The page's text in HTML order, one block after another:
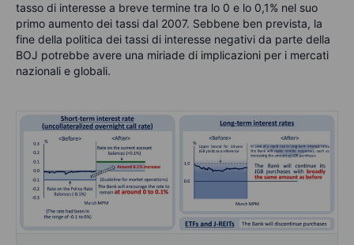
tasso di interesse a breve termine tra lo 0 e lo 0,1% nel suo
primo aumento dei tassi dal 2007. Sebbene ben prevista, la
fine della politica dei tassi di interesse negativi da parte della
BOJ potrebbe avere una miriade di implicazioni per i mercati
nazionali e globali.